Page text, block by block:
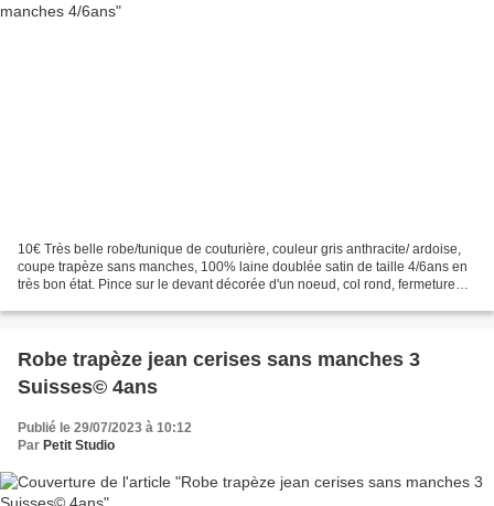
10€ Très belle robe/tunique de couturière, couleur gris anthracite/ ardoise,
coupe trapèze sans manches, 100% laine doublée satin de taille 4/6ans en
très bon état. Pince sur le devant décorée d'un noeud, col rond, fermeture
Robe trapèze jean cerises sans manches 3
Suisses© 4ans
Publié le 29/07/2023 à 10:12
Par Petit Studio